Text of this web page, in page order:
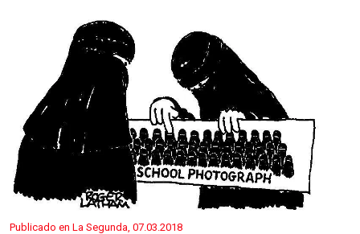
Publicado en La Segunda, 07.03.2018